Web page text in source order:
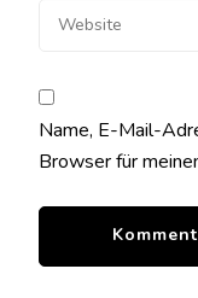
Name, E-Mail-
Browser für